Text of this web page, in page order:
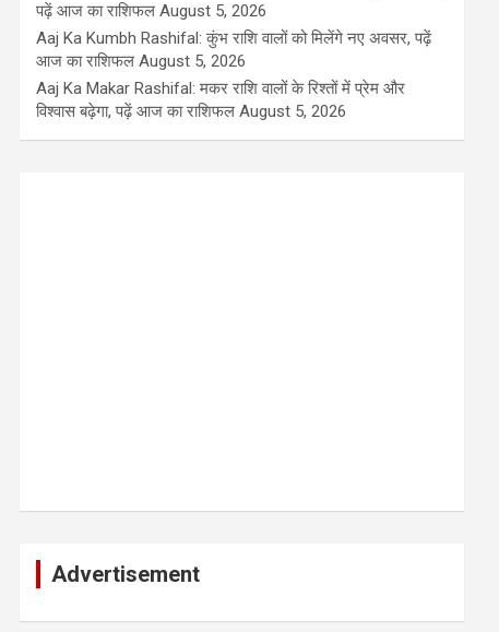
पढ़ें आज का राशिफल August 5, 2026
Aaj Ka Kumbh Rashifal: कुंभ राशि वालों को मिलेंगे नए अवसर, पढ़ें
आज का राशिफल August 5, 2026
Aaj Ka Makar Rashifal: मकर राशि वालों के रिश्तों में प्रेम और
विश्वास बढ़ेगा, पढ़ें आज का राशिफल August 5, 2026
Advertisement